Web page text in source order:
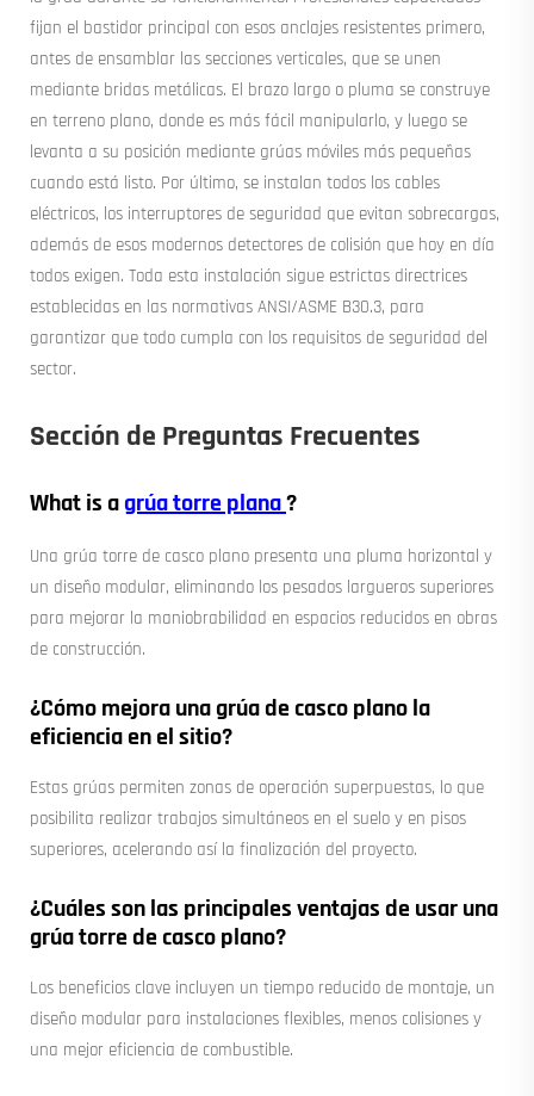
fijan el bastidor principal con esos anclajes resistentes primero,
antes de ensamblar las secciones verticales, que se unen
mediante bridas metálicas. El brazo largo o pluma se construye
en terreno plano, donde es más fácil manipularlo, y luego se
levanta a su posición mediante grúas móviles más pequeñas
cuando está listo. Por último, se instalan todos los cables
eléctricos, los interruptores de seguridad que evitan sobrecargas,
además de esos modernos detectores de colisión que hoy en día
todos exigen. Toda esta instalación sigue estrictas directrices
establecidas en las normativas ANSI/ASME B30.3, para
garantizar que todo cumpla con los requisitos de seguridad del
sector.
Sección de Preguntas Frecuentes
What is agrúa torre plana?
Una grúa torre de casco plano presenta una pluma horizontal y
un diseño modular, eliminando los pesados largueros superiores
para mejorar la maniobrabilidad en espacios reducidos en obras
de construcción.
¿Cómo mejora una grúa de casco plano la
eficiencia en el sitio?
Estas grúas permiten zonas de operación superpuestas, lo que
posibilita realizar trabajos simultáneos en el suelo y en pisos
superiores, acelerando así la finalización del proyecto.
¿Cuáles son las principales ventajas de usar una
grúa torre de casco plano?
Los beneficios clave incluyen un tiempo reducido de montaje, un
diseño modular para instalaciones flexibles, menos colisiones y
una mejor eficiencia de combustible.